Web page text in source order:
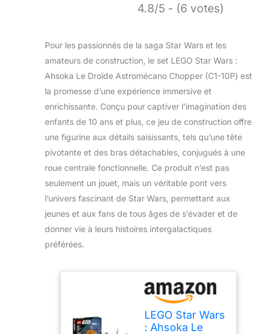
4.8/5 - (6 votes)
Pour les passionnés de la saga Star Wars et les
amateurs de construction, le set LEGO Star Wars :
Ahsoka Le Droïde Astromécano Chopper (C1-10P) est
la promesse d’une expérience immersive et
enrichissante. Conçu pour captiver l’imagination des
enfants de 10 ans et plus, ce jeu de construction offre
une figurine aux détails saisissants, tels qu’une tête
pivotante et des bras détachables, conjugués à une
roue centrale fonctionnelle. Ce produit n’est pas
seulement un jouet, mais un véritable pont vers
l’univers fascinant de Star Wars, permettant aux
jeunes et aux fans de tous âges de s’évader et de
donner vie à leurs histoires intergalactiques
préférées.
LEGO Star Wars
: Ahsoka Le